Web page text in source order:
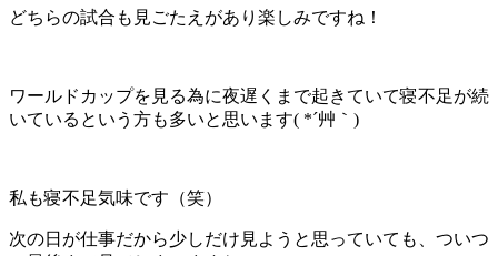
どちらの試合も見ごたえがあり楽しみですね！
ワールドカップを見る為に夜遅くまで起きていて寝不足が続
いているという方も多いと思います( *´艸｀)
私も寝不足気味です（笑）
次の日が仕事だから少しだけ見ようと思っていても、ついつ